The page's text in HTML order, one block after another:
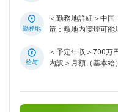
きたい・社会貢献度
員が多いです。 ■働き方： ・土日祝休みです。仮に実際に休
ス活用で早上がりや
月3回の帰省手当な
休 ■募集背景： 当社は「西松-Vision2030」で掲げる「あたり
まえに安心でき、活
ております。その実
盤を強化していくこ
ネル・シールド・土
勤務地
＜勤務地詳細＞中
策：敷地内喫煙可能
給与
＜予定年収＞700万
内訳＞月額（基本
／35歳：967万／